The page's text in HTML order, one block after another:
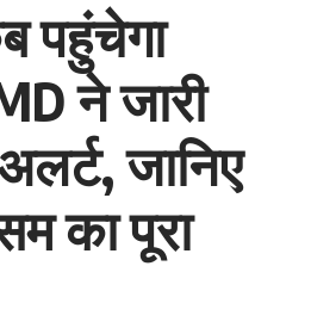
पहुंचेगा
ने जारी
जानिए
का पूरा